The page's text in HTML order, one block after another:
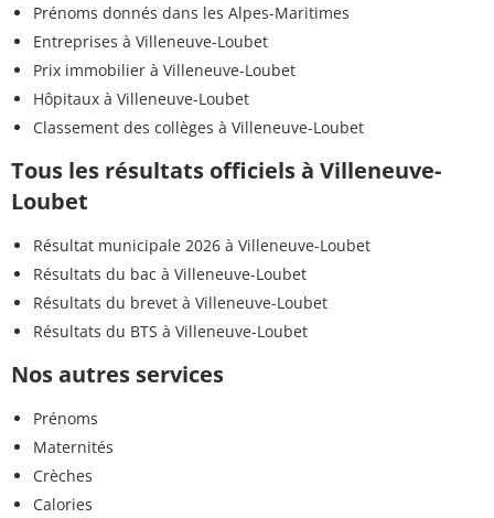
Prénoms donnés dans les Alpes-Maritimes
Entreprises à Villeneuve-Loubet
Prix immobilier à Villeneuve-Loubet
Hôpitaux à Villeneuve-Loubet
Classement des collèges à Villeneuve-Loubet
Tous les résultats officiels à Villeneuve-
Loubet
Résultat municipale 2026 à Villeneuve-Loubet
Résultats du bac à Villeneuve-Loubet
Résultats du brevet à Villeneuve-Loubet
Résultats du BTS à Villeneuve-Loubet
Nos autres services
Prénoms
Maternités
Crèches
Calories